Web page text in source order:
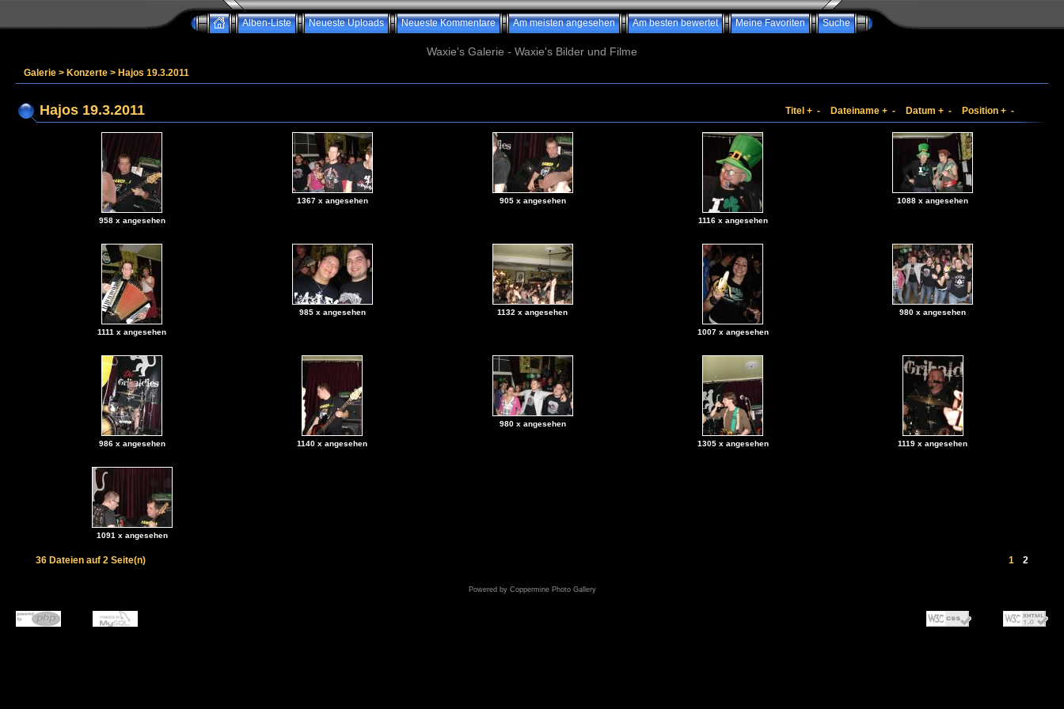
Alben-Liste Neueste Uploads Neueste Kommentare Am meisten angesehen Am besten bewertet Meine Favoriten Suche
Waxie's Galerie - Waxie's Bilder und Filme
Galerie > Konzerte > Hajos 19.3.2011
Hajos 19.3.2011 Titel + - Dateiname + - Datum + - Position + -
958 x angesehen
1367 x angesehen 905 x angesehen
1116 x angesehen
1088 x angesehen
1111 x angesehen
985 x angesehen 1132 x angesehen
1007 x angesehen
980 x angesehen
986 x angesehen 1140 x angesehen
980 x angesehen
1305 x angesehen 1119 x angesehen
1091 x angesehen
36 Dateien auf 2 Seite(n) 1 2
Powered by Coppermine Photo Gallery